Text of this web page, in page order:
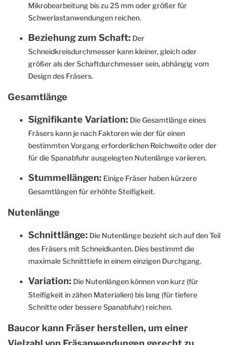
Mikrobearbeitung bis zu 25 mm oder größer für
Schwerlastanwendungen reichen.
Beziehung zum Schaft: Der
Schneidkreisdurchmesser kann kleiner, gleich oder
größer als der Schaftdurchmesser sein, abhängig vom
Design des Fräsers.
Gesamtlänge
Signifikante Variation: Die Gesamtlänge eines
Fräsers kann je nach Faktoren wie der für einen
bestimmten Vorgang erforderlichen Reichweite oder der
für die Spanabfuhr ausgelegten Nutenlänge variieren.
Stummellängen: Einige Fräser haben kürzere
Gesamtlängen für erhöhte Steifigkeit.
Nutenlänge
Schnittlänge: Die Nutenlänge bezieht sich auf den Teil
des Fräsers mit Schneidkanten. Dies bestimmt die
maximale Schnitttiefe in einem einzigen Durchgang.
Variation: Die Nutenlängen können von kurz (für
Steifigkeit in zähen Materialien) bis lang (für tiefere
Schnitte oder bessere Spanabfuhr) reichen.
Baucor kann Fräser herstellen, um einer